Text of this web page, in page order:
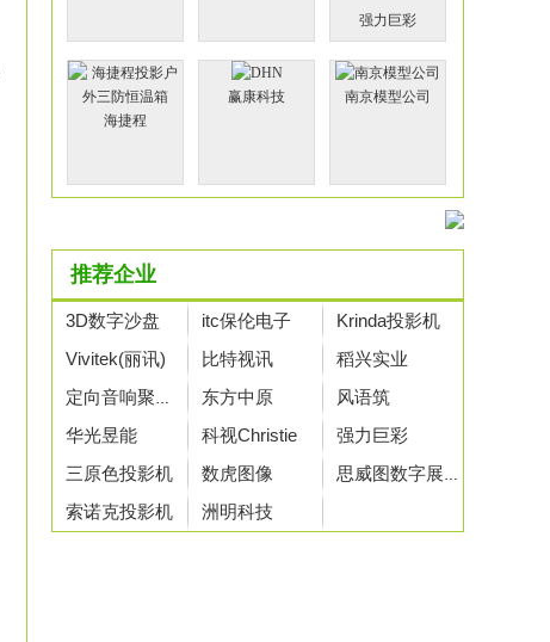
强力巨彩
海捷程
赢康科技 南京模型公司
推荐企业
3D数字沙盘 itc保伦电子
Krinda投影机
Vivitek(丽讯)
比特视讯 稻兴实业
定向音响聚音宝 东方中原
风语筑
华光昱能
科视Christie
强力巨彩
三原色投影机
数虎图像 思威图数字展示
索诺克投影机 洲明科技